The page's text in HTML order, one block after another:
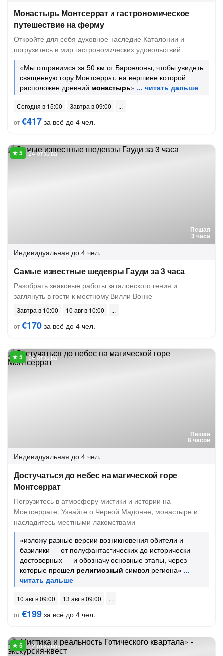
Монастырь Монтсеррат и гастрономическое
путешествие на ферму
Откройте для себя духовное наследие Каталонии и
погрузитесь в мир гастрономических удовольствий
«Мы отправимся за 50 км от Барселоны, чтобы увидеть
священную гору Монтсеррат, на вершине которой
расположен древний монастырь»
Сегодня в 15:00
Завтра в 09:00
от€417 за всё до 4 чел.
Пешая
3 часа
24 отзыва
Индивидуальная до 4 чел.
Самые известные шедевры Гауди за 3 часа
Разобрать знаковые работы каталонского гения и
заглянуть в гости к местному Вилли Вонке
Завтра в 10:00
10 авг в 10:00
от€170 за всё до 4 чел.
Пешая
8 часов
54 отзыва
Индивидуальная до 4 чел.
Достучаться до небес на магической горе
Монтсеррат
Погрузитесь в атмосферу мистики и истории на
Монтсеррате. Узнайте о Черной Мадонне, монастыре и
насладитесь местными лакомствами
«изложу разные версии возникновения обители и
базилики — от полуфантастических до исторически
достоверных — и обозначу основные этапы, через
которые прошел религиозный символ региона»
10 авг в 09:00
13 авг в 09:00
от€199 за всё до 4 чел.
12 отзывов